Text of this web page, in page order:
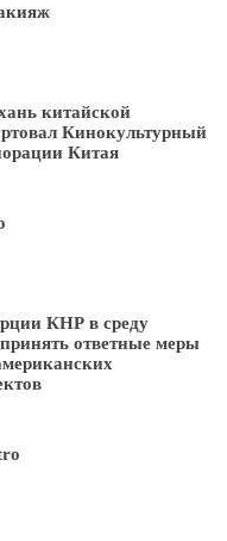
китайской
Кинокультурный
Китая
КНР в среду
ответные меры